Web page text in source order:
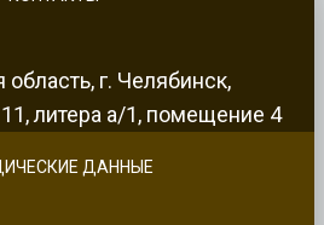
г. Челябинск,
литера а/1, помещение 4
ДАННЫЕ